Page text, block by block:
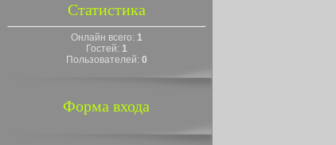
Статистика
Онлайн всего: 1
Гостей: 1
Пользователей: 0
Форма входа